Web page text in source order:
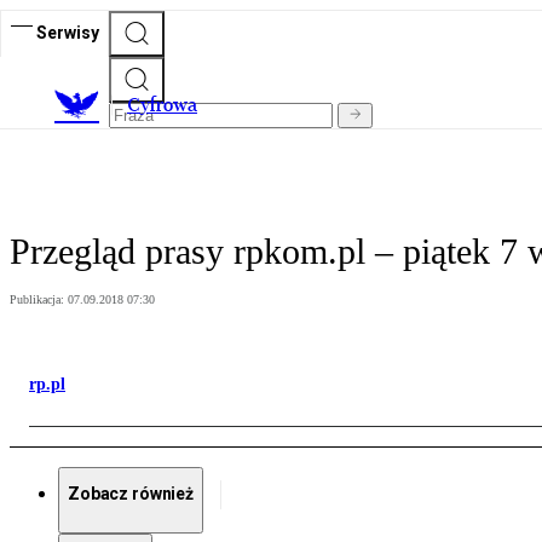
Serwisy
Cyfrowa
Przegląd prasy rpkom.pl – piątek 7
Publikacja: 07.09.2018 07:30
rp.pl
Zobacz również